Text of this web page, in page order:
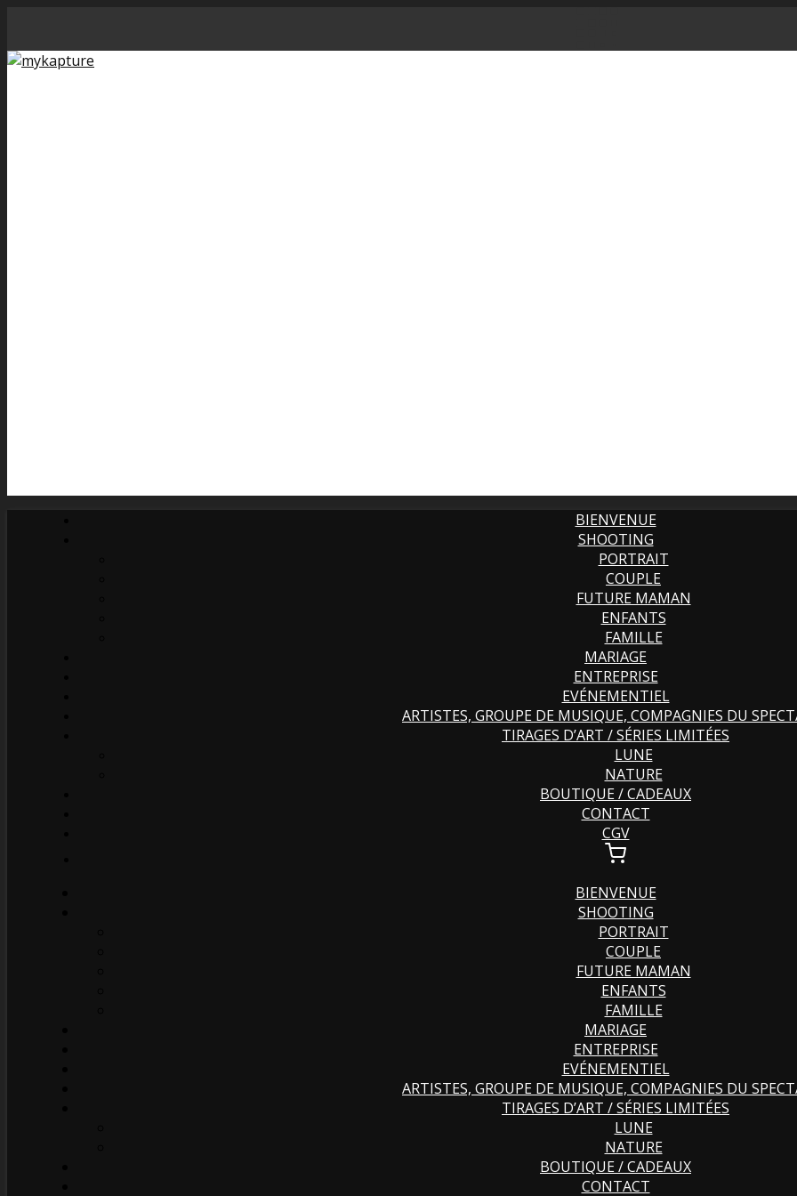
BIENVENUE
SHOOTING
PORTRAIT
COUPLE
FUTURE MAMAN
ENFANTS
FAMILLE
MARIAGE
ENTREPRISE
EVÉNEMENTIEL
ARTISTES, GROUPE DE MUSIQUE, COMPAGNIES DU
TIRAGES D’ART / SÉRIES LIMITÉES
LUNE
NATURE
BOUTIQUE / CADEAUX
CONTACT
CGV
BIENVENUE
SHOOTING
PORTRAIT
COUPLE
FUTURE MAMAN
ENFANTS
FAMILLE
MARIAGE
ENTREPRISE
EVÉNEMENTIEL
ARTISTES, GROUPE DE MUSIQUE, COMPAGNIES DU
TIRAGES D’ART / SÉRIES LIMITÉES
LUNE
NATURE
BOUTIQUE / CADEAUX
CONTACT